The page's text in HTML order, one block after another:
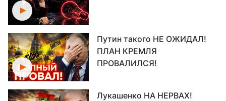
Путин такого НЕ ОЖИДАЛ!
ПЛАН КРЕМЛЯ
ПРОВАЛИЛСЯ!
Лукашенко НА НЕРВАХ!